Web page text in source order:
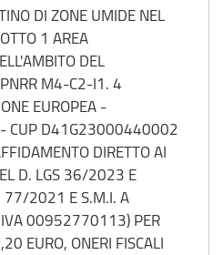
DI ZONE UMIDE NEL
1 AREA
DEL
PNRR M4-C2-I1. 4
EUROPEA -
- CUP D41G23000440002
DIRETTO AI
D. LGS 36/2023 E
77/2021 E S.M.I. A
00952770113) PER
EURO, ONERI FISCALI